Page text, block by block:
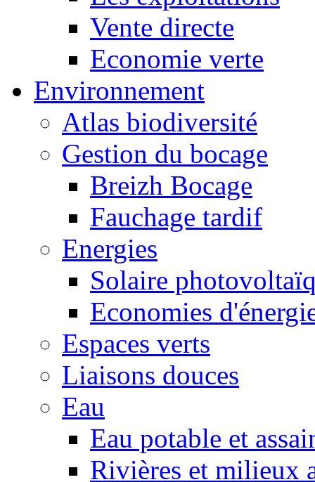
Vente directe
Economie verte
Environnement
Atlas biodiversité
Gestion du bocage
Breizh Bocage
Fauchage tardif
Energies
Solaire
Economies
Espaces verts
Liaisons douces
Eau
Eau potable et
Rivières et milieux